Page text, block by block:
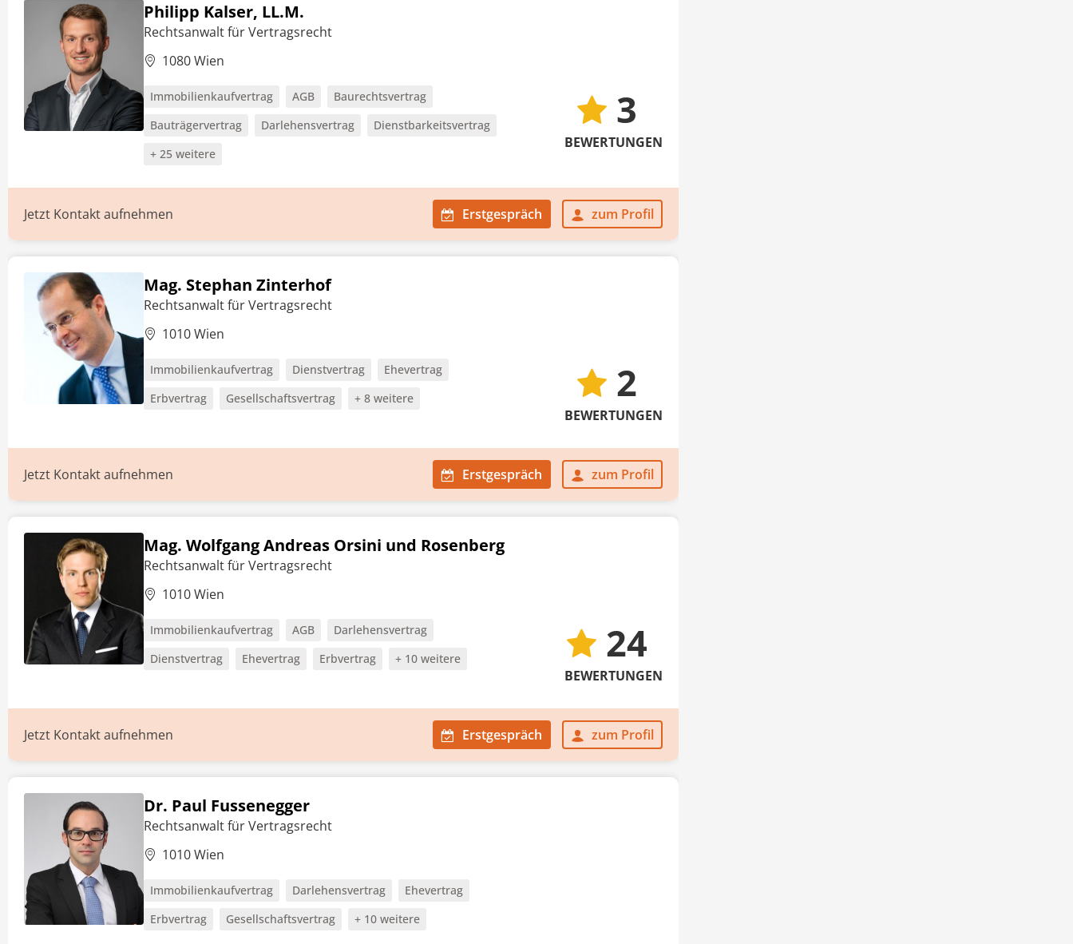
Philipp Kalser, LL.M.
Rechtsanwalt für Vertragsrecht
1080 Wien
Immobilienkaufvertrag AGB
Baurechtsvertrag
Bauträgervertrag
Darlehensvertrag
Dienstbarkeitsvertrag
+ 25 weitere
3
BEWERTUNGEN
Jetzt Kontakt aufnehmen Erstgespräch zum Profil
Mag. Stephan Zinterhof
Rechtsanwalt für Vertragsrecht
1010 Wien
Immobilienkaufvertrag Dienstvertrag
Ehevertrag
Erbvertrag
Gesellschaftsvertrag + 8 weitere 2
BEWERTUNGEN
Jetzt Kontakt aufnehmen Erstgespräch zum Profil
Mag. Wolfgang Andreas Orsini und Rosenberg
Rechtsanwalt für Vertragsrecht
1010 Wien
Immobilienkaufvertrag AGB
Darlehensvertrag
Dienstvertrag
Ehevertrag Erbvertrag + 10 weitere 24
BEWERTUNGEN
Jetzt Kontakt aufnehmen Erstgespräch zum Profil
Dr. Paul Fussenegger
Rechtsanwalt für Vertragsrecht
1010 Wien
Immobilienkaufvertrag Darlehensvertrag
Ehevertrag
Erbvertrag
Gesellschaftsvertrag + 10 weitere